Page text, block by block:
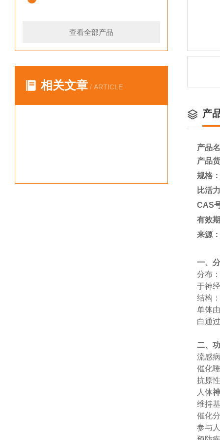
查看全部产品
相关文章 / ARTICLE
产
产品
产品
规格：
比活
CAS
有效
来源：
一、
分布
于神
结构
单体
白通
二、
流感
催化
抗原
人体
维持
催化
参与